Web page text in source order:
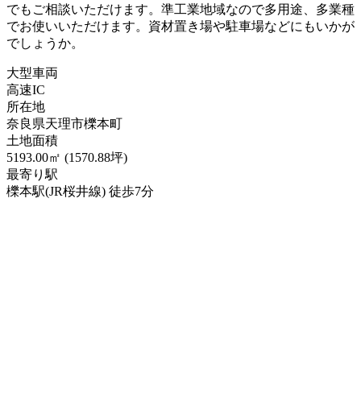
でもご相談いただけます。準工業地域なので多用途、多業種
でお使いいただけます。資材置き場や駐車場などにもいかが
でしょうか。
大型車両
高速IC
所在地
奈良県天理市櫟本町
土地面積
5193.00㎡ (1570.88坪)
最寄り駅
櫟本駅(JR桜井線) 徒歩7分